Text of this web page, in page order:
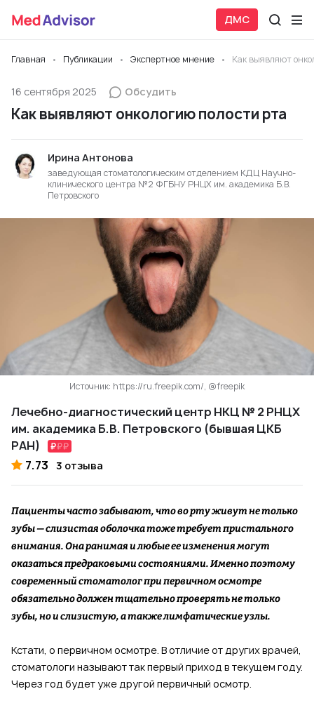
ДМС
Главная Публикации Экспертное мнение Как выявляют
16 сентября 2025 Обсудить
Как выявляют онкологию полости рта
Ирина Антонова
заведующая стоматологическим отделением КДЦ Научно-
клинического центра №2 ФГБНУ РНЦХ им. академика Б.В.
Петровского
Источник: https://ru.freepik.com/, @freepik
Лечебно-диагностический центр НКЦ № 2 РНЦХ
им. академика Б.В. Петровского (бывшая ЦКБ
РАН)
7.73
3 отзыва
Пациенты часто забывают, что во рту живут не только
зубы — слизистая оболочка тоже требует пристального
внимания. Она ранимая и любые ее изменения могут
оказаться предраковыми состояниями. Именно поэтому
современный стоматолог при первичном осмотре
обязательно должен тщательно проверять не только
зубы, но и слизистую, а также лимфатические узлы.
Кстати, о первичном осмотре. В отличие от других врачей,
стоматологи называют так первый приход в текущем году.
Через год будет уже другой первичный осмотр.